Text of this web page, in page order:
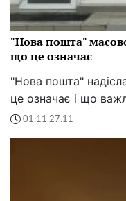
"Нова пошта"
що це означає
"Нова пошта"
це означає і що
01:11 27.11